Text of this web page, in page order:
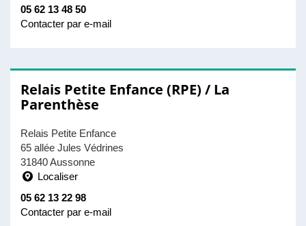
05 62 13 48 50
Contacter par e-mail
Relais Petite Enfance (RPE) / La
Parenthèse
Relais Petite Enfance
65 allée Jules Védrines
31840 Aussonne
Localiser
05 62 13 22 98
Contacter par e-mail